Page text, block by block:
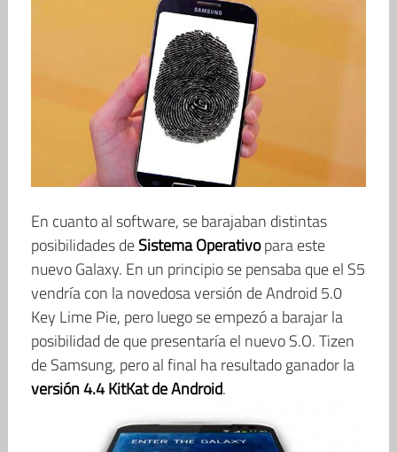
En cuanto al software, se barajaban distintas
posibilidades deSistema Operativopara este
nuevo Galaxy. En un principio se pensaba que el S5
vendría con la novedosa versión de Android 5.0
Key Lime Pie, pero luego se empezó a barajar la
posibilidad de que presentaría el nuevo S.O. Tizen
de Samsung, pero al final ha resultado ganador la
versión 4.4 KitKat de Android.